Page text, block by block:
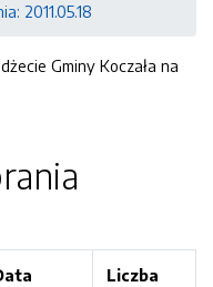
2011.05.18
Gminy Koczała na
Liczba